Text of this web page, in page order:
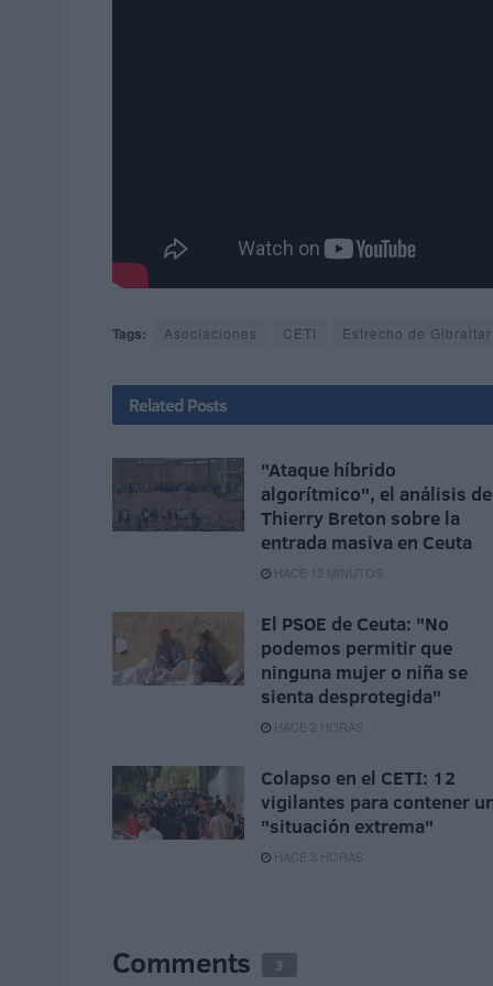
Tags: Asociaciones CETI Estrecho de Gibraltar
Related Posts
"Ataque híbrido
algorítmico", el análisis de
Thierry Breton sobre la
entrada masiva en Ceuta
HACE 12 MINUTOS
El PSOE de Ceuta: "No
podemos permitir que
ninguna mujer o niña se
sienta desprotegida"
HACE 2 HORAS
Colapso en el CETI: 12
vigilantes para contener
"situación extrema"
HACE 3 HORAS
Comments 3